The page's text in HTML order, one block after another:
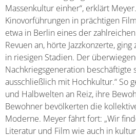
Massenkultur einher“, erklärt
Kinovorführungen in prächtigen
etwa in Berlin eines der
Revuen an, hörte Jazzkonzerte,
in riesigen Stadien. Der
Nachkriegsgeneration beschäftigte
ausschließlich mit Hochkultur.“ So
und Halbwelten an Reiz, ihre
Bewohner bevölkerten die
Moderne. Meyer fährt fort: „Wir
Literatur und Film wie auch in